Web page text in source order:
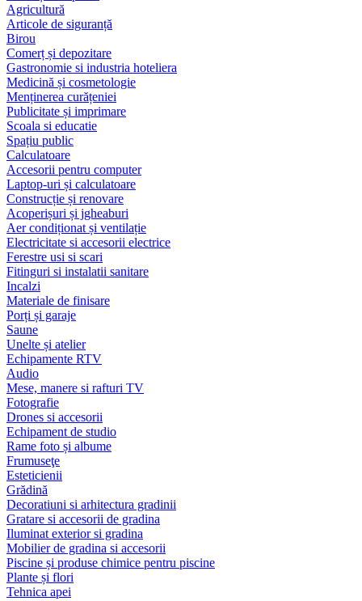
Agricultură
Articole de siguranță
Birou
Comerț și depozitare
Gastronomie si industria hoteliera
Medicină și cosmetologie
Menținerea curățeniei
Publicitate și imprimare
Scoala si educatie
Spațiu public
Calculatoare
Accesorii pentru computer
Laptop-uri și calculatoare
Construcție și renovare
Acoperișuri și jgheaburi
Aer condiționat și ventilație
Electricitate si accesorii electrice
Ferestre usi si scari
Fitinguri si instalatii sanitare
Incalzi
Materiale de finisare
Porți și garaje
Saune
Unelte și atelier
Echipamente RTV
Audio
Mese, manere si rafturi TV
Fotografie
Drones si accesorii
Echipament de studio
Rame foto și albume
Frumuseţe
Esteticienii
Grădină
Decoratiuni si arhitectura gradinii
Gratare si accesorii de gradina
Iluminat exterior si gradina
Mobilier de gradina si accesorii
Piscine și produse chimice pentru piscine
Plante și flori
Tehnica apei